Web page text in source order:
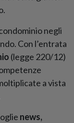
negli
Con l’entrata
(legge 220/12)
a vista
news,